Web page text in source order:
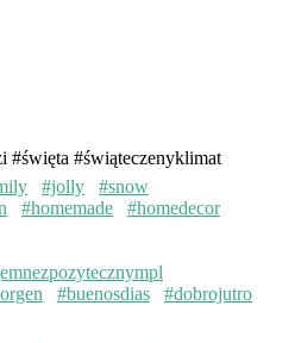
#święta #świąteczenyklimat
#jolly
#snow
#homemade
#homedecor
#buenosdias
#dobrojutro